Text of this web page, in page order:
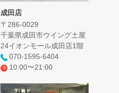
成田店
〒286‐0029
千葉県成田市ウイング土屋
24イオンモール成田店1階
070-1595-6404
10:00〜21:00